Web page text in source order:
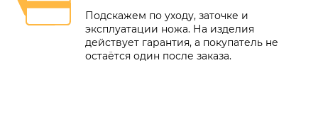
Подскажем по уходу, заточке и
эксплуатации ножа. На изделия
действует гарантия, а покупатель не
остаётся один после заказа.